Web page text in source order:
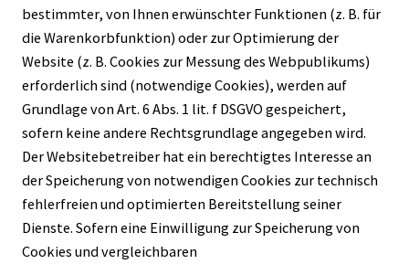
bestimmter, von Ihnen erwünschter Funktionen (z. B. für
die Warenkorbfunktion) oder zur Optimierung der
Website (z. B. Cookies zur Messung des Webpublikums)
erforderlich sind (notwendige Cookies), werden auf
Grundlage von Art. 6 Abs. 1 lit. f DSGVO gespeichert,
sofern keine andere Rechtsgrundlage angegeben wird.
Der Websitebetreiber hat ein berechtigtes Interesse an
der Speicherung von notwendigen Cookies zur technisch
fehlerfreien und optimierten Bereitstellung seiner
Dienste. Sofern eine Einwilligung zur Speicherung von
Cookies und vergleichbaren